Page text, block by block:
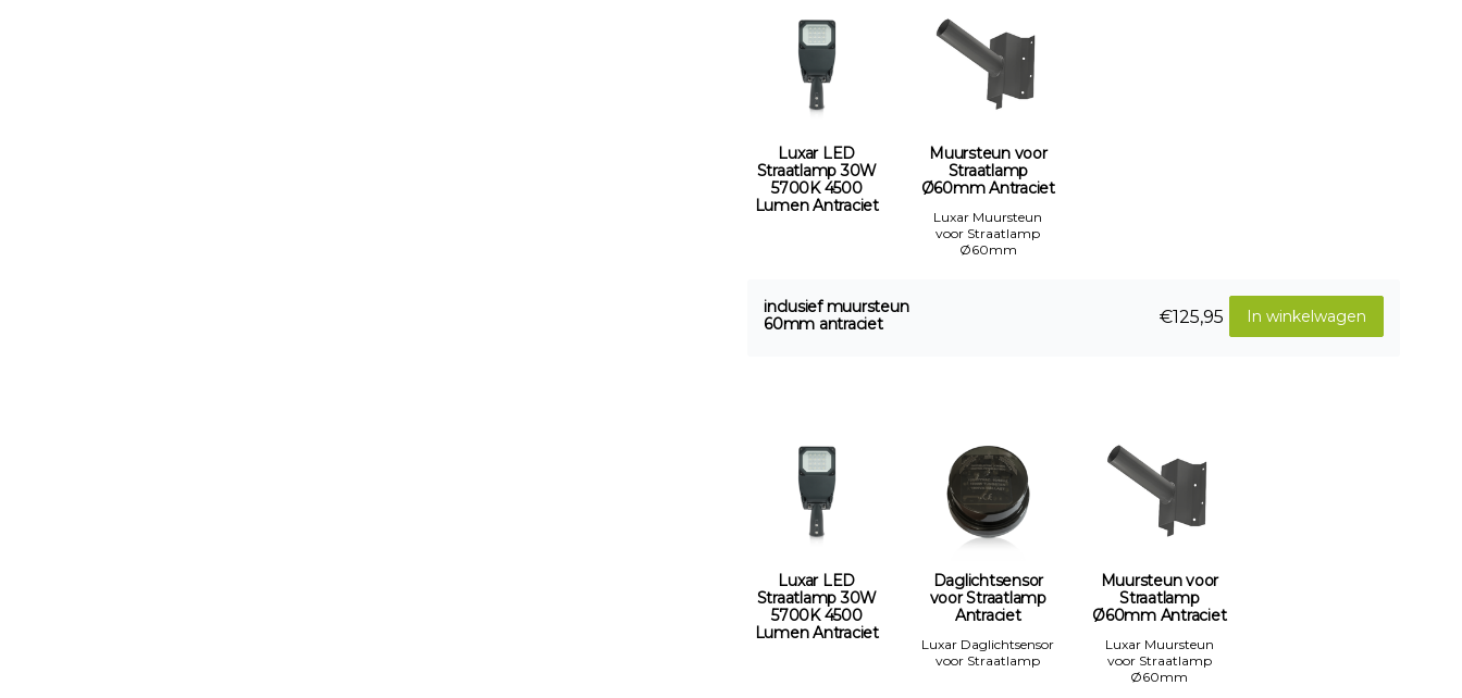
Luxar LED
Straatlamp 30W
5700K 4500
Lumen Antraciet
Muursteun voor
Straatlamp
Ø60mm Antraciet
Luxar Muursteun
voor Straatlamp
Ø60mm
inclusief muursteun
60mm antraciet
In winkelwagen
€125,95
Luxar LED
Straatlamp 30W
5700K 4500
Lumen Antraciet
Daglichtsensor
voor Straatlamp
Antraciet
Luxar Daglichtsensor
voor Straatlamp
Muursteun voor
Straatlamp
Ø60mm Antraciet
Luxar Muursteun
voor Straatlamp
Ø60mm